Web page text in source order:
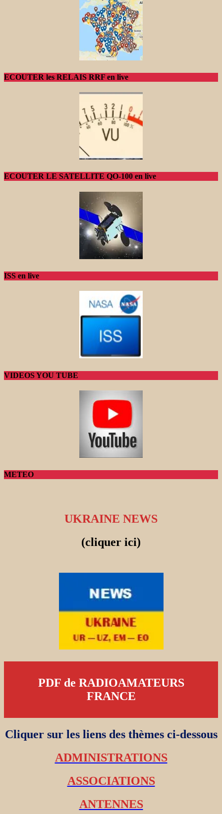
ECOUTER les RELAIS RRF en live
ECOUTER LE SATELLITE QO-100 en live
ISS en live
VIDEOS YOU TUBE
METEO
UKRAINE NEWS
(cliquer ici)
PDF de RADIOAMATEURS
FRANCE
Cliquer sur les liens des thèmes ci-dessous
ADMINISTRATIONS
ASSOCIATIONS
ANTENNES